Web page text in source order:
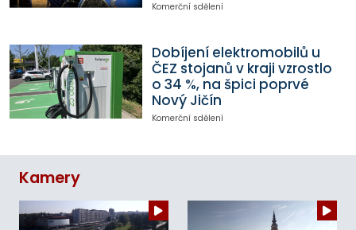
Komerční sdělení
Dobíjení elektromobilů u
ČEZ stojanů v kraji vzrostlo
o 34 %, na špici poprvé
Nový Jičín
Komerční sdělení
Kamery